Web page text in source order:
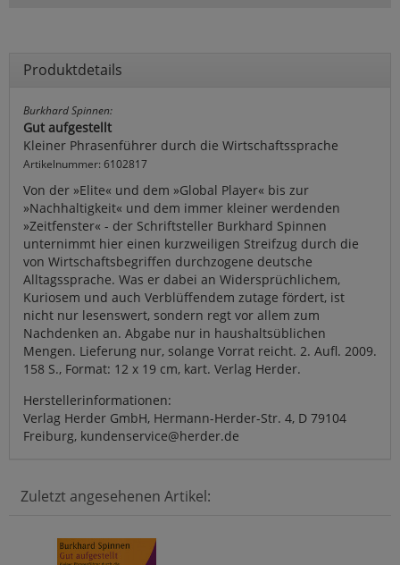
Produktdetails
Burkhard Spinnen:
Gut aufgestellt
Kleiner Phrasenführer durch die Wirtschaftssprache
Artikelnummer: 6102817
Von der »Elite« und dem »Global Player« bis zur
»Nachhaltigkeit« und dem immer kleiner werdenden
»Zeitfenster« - der Schriftsteller Burkhard Spinnen
unternimmt hier einen kurzweiligen Streifzug durch die
von Wirtschaftsbegriffen durchzogene deutsche
Alltagssprache. Was er dabei an Widersprüchlichem,
Kuriosem und auch Verblüffendem zutage fördert, ist
nicht nur lesenswert, sondern regt vor allem zum
Nachdenken an. Abgabe nur in haushaltsüblichen
Mengen. Lieferung nur, solange Vorrat reicht. 2. Aufl. 2009.
158 S., Format: 12 x 19 cm, kart. Verlag Herder.
Herstellerinformationen:
Verlag Herder GmbH, Hermann-Herder-Str. 4, D 79104
Freiburg, kundenservice@herder.de
Zuletzt angesehenen Artikel: